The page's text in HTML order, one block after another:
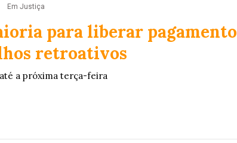
Em Justiça
para liberar pagamento
retroativos
a próxima terça-feira